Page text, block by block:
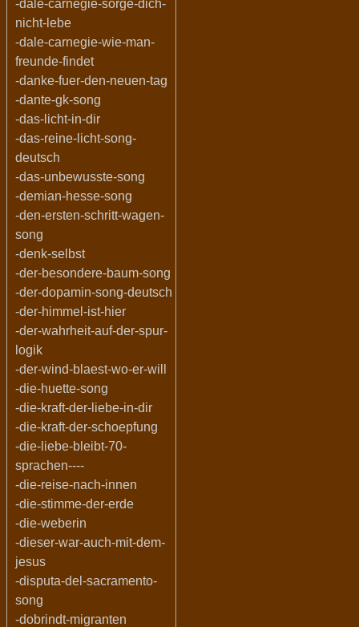
-dale-carnegie-sorge-dich-
nicht-lebe
-dale-carnegie-wie-man-
freunde-findet
-danke-fuer-den-neuen-tag
-dante-gk-song
-das-licht-in-dir
-das-reine-licht-song-
deutsch
-das-unbewusste-song
-demian-hesse-song
-den-ersten-schritt-wagen-
song
-denk-selbst
-der-besondere-baum-song
-der-dopamin-song-deutsch
-der-himmel-ist-hier
-der-wahrheit-auf-der-spur-
logik
-der-wind-blaest-wo-er-will
-die-huette-song
-die-kraft-der-liebe-in-dir
-die-kraft-der-schoepfung
-die-liebe-bleibt-70-
sprachen----
-die-reise-nach-innen
-die-stimme-der-erde
-die-weberin
-dieser-war-auch-mit-dem-
jesus
-disputa-del-sacramento-
song
-dobrindt-migranten